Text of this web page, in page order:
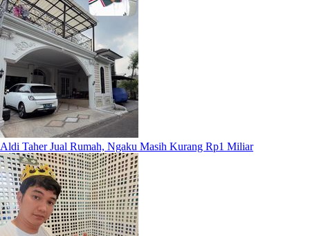
Aldi Taher Jual Rumah, Ngaku Masih Kurang Rp1 Miliar